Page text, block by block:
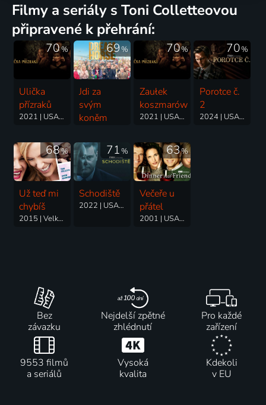
filmy a seriály s Toni Colletteovou
připravené k přehrání:
70%
Ulička
přízraků
2021 | USA | Krimi, Drama, Thriller
69%
Jdi za
svým
koněm
70%
Zaułek
koszmarów
2021 | USA | Krimi, Drama, Thriller
70%
Porotce č.
2
2024 | USA | Krimi, Drama, Mysteriózní, Thriller
68%
Už teď mi
chybíš
2015 | Velká Británie | Komedie, Drama, Romantický
71%
Schodiště
2022 | USA | Krimi, Drama, Mysteriózní, Thriller, Životopisný
63%
Večeře u
přátel
2001 | USA | Drama
Bez
závazku
Nejdelší zpětné
zhlédnutí
Pro každé
zařízení
9553 filmů
a seriálů
Vysoká
kvalita
Kdekoli
v EU